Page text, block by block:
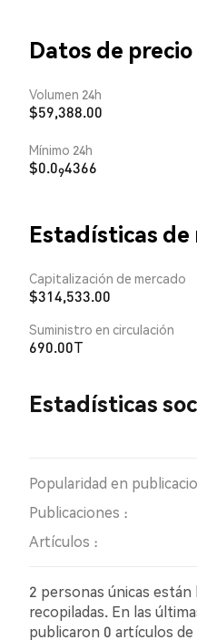
Datos de precio
Volumen 24h
$59,388.00
Mínimo 24h
$0.094366
Estadísticas de
Capitalización de mercado
$314,533.00
Suministro en circulación
690.00T
Estadísticas
Popularidad en
Publicaciones :
Artículos :
2 personas únicas
recopiladas. En las
publicaron 0 artículos